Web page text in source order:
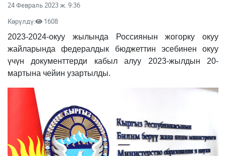
24 Февраль 2023 ж. 9:36
Көрүлдү:
1608
2023-2024-окуу жылында Россиянын жогорку окуу
жайларында федералдык бюджеттин эсебинен окуу
үчүн документтерди кабыл алуу 2023-жылдын 20-
мартына чейин узартылды.